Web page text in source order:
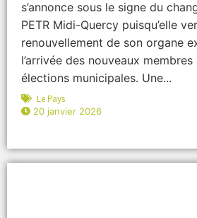
s’annonce sous le signe du
PETR Midi-Quercy puisqu’elle
renouvellement de son organe
l’arrivée des nouveaux
élections municipales. Une...
Le Pays
20 janvier 2026